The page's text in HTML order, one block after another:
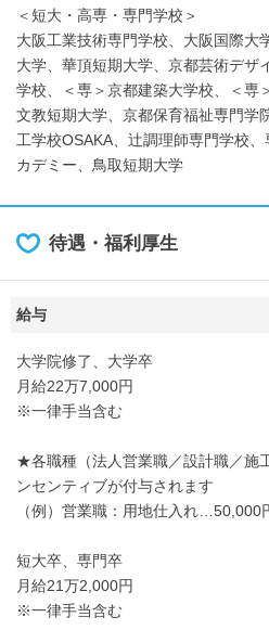
＜短大・高専・専門学校＞
大阪工業技術専門学校、大阪国際大
大学、華頂短期大学、京都芸術デザ
学校、＜専＞京都建築大学校、＜専
文教短期大学、京都保育福祉専門学
工学校OSAKA、辻調理師専門学校
カデミー、鳥取短期大学
待遇・福利厚生
給与
大学院修了、大学卒
月給22万7,000円
※一律手当含む
★各職種（法人営業職／設計職／施
ンセンティブが付与されます
（例）営業職：用地仕入れ
短大卒、専門卒
月給21万2,000円
※一律手当含む